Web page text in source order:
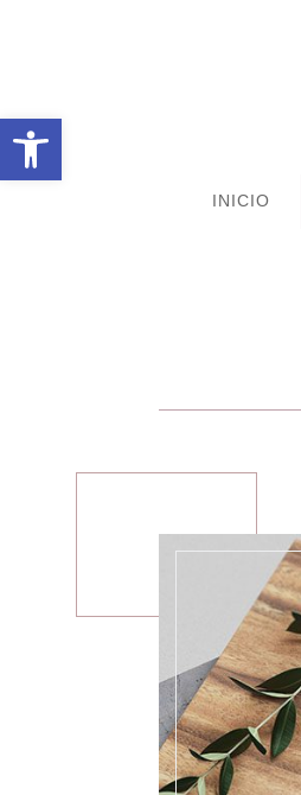
Abrir barra de herramientas
INICIO